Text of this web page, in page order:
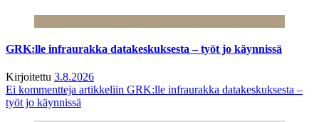
GRK:lle infraurakka datakeskuksesta – työt jo käynnissä
Kirjoitettu 3.8.2026
Ei kommentteja artikkeliin GRK:lle infraurakka datakeskuksesta –
työt jo käynnissä